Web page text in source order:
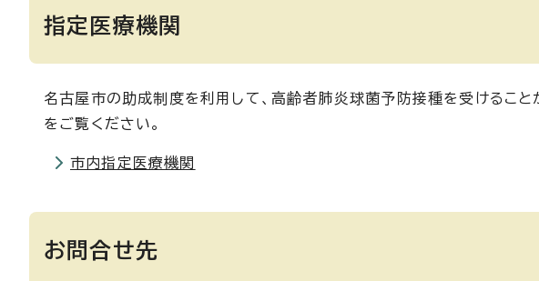
指定医療機関
名古屋市の助成制度を利用して、高齢者肺炎球菌予防接種を受けるこ
をご覧ください。
市内指定医療機関
お問合せ先